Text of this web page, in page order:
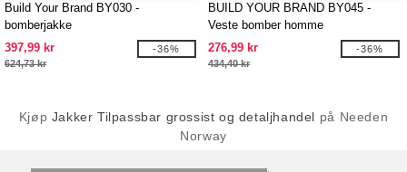
Build Your Brand BY030 -
bomberjakke
397,99 kr
624,73 kr
-36%
BUILD YOUR BRAND BY045 -
Veste bomber homme
276,99 kr
434,40 kr
-36%
Kjøp Jakker Tilpassbar grossist og detaljhandel på Needen
Norway